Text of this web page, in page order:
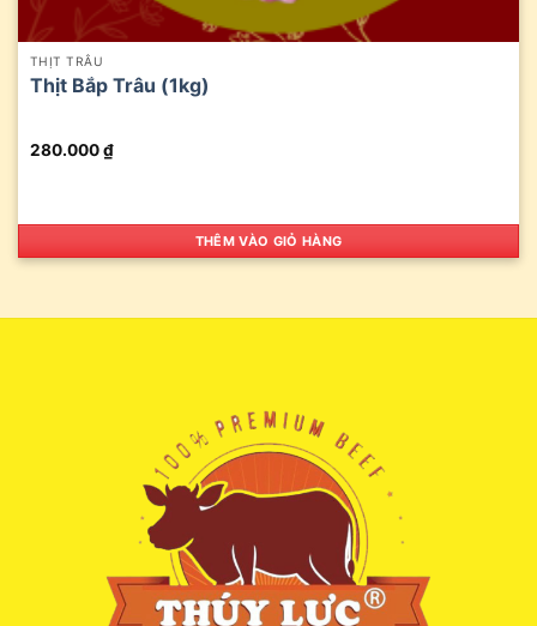
THỊT TRÂU
Thịt Bắp Trâu (1kg)
280.000₫
THÊM VÀO GIỎ HÀNG